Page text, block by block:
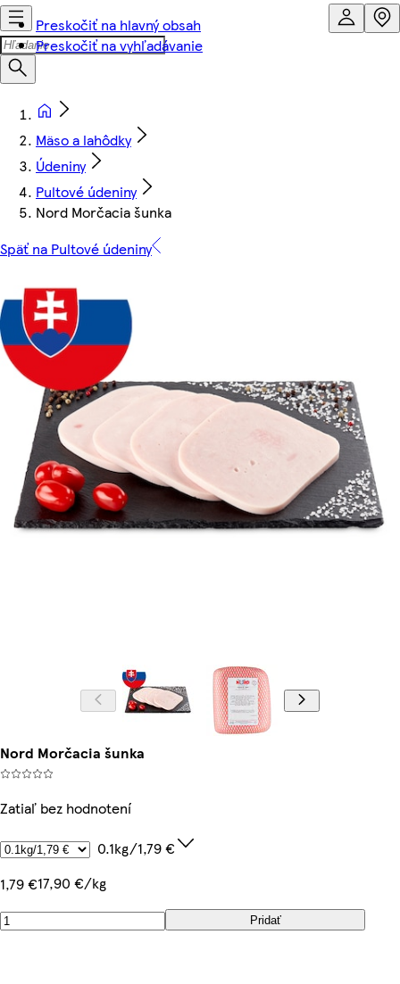
Preskočiť na hlavný obsah
Preskočiť na vyhľadávanie
Mäso a lahôdky
Údeniny
Pultové údeniny
Nord Morčacia šunka
Späť na Pultové údeniny
Nord Morčacia šunka
Zatiaľ bez hodnotení
0.1kg/1,79 €
1,79 €17,90 €/kg
Pridať